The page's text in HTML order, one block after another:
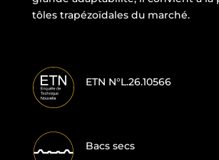
tôles trapézoïdales du marché.
ETN N°L.26.10566
Bacs secs